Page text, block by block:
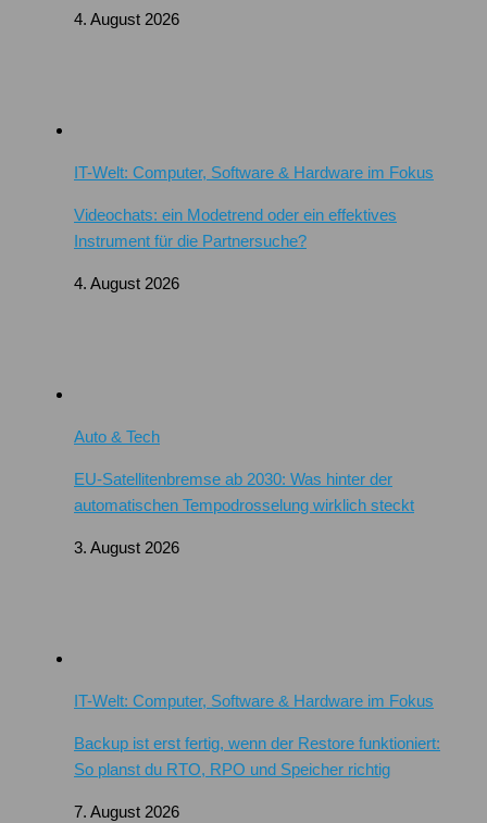
4. August 2026
IT-Welt: Computer, Software & Hardware im Fokus
Videochats: ein Modetrend oder ein effektives
Instrument für die Partnersuche?
4. August 2026
Auto & Tech
EU-Satellitenbremse ab 2030: Was hinter der
automatischen Tempodrosselung wirklich steckt
3. August 2026
IT-Welt: Computer, Software & Hardware im Fokus
Backup ist erst fertig, wenn der Restore funktioniert:
So planst du RTO, RPO und Speicher richtig
7. August 2026